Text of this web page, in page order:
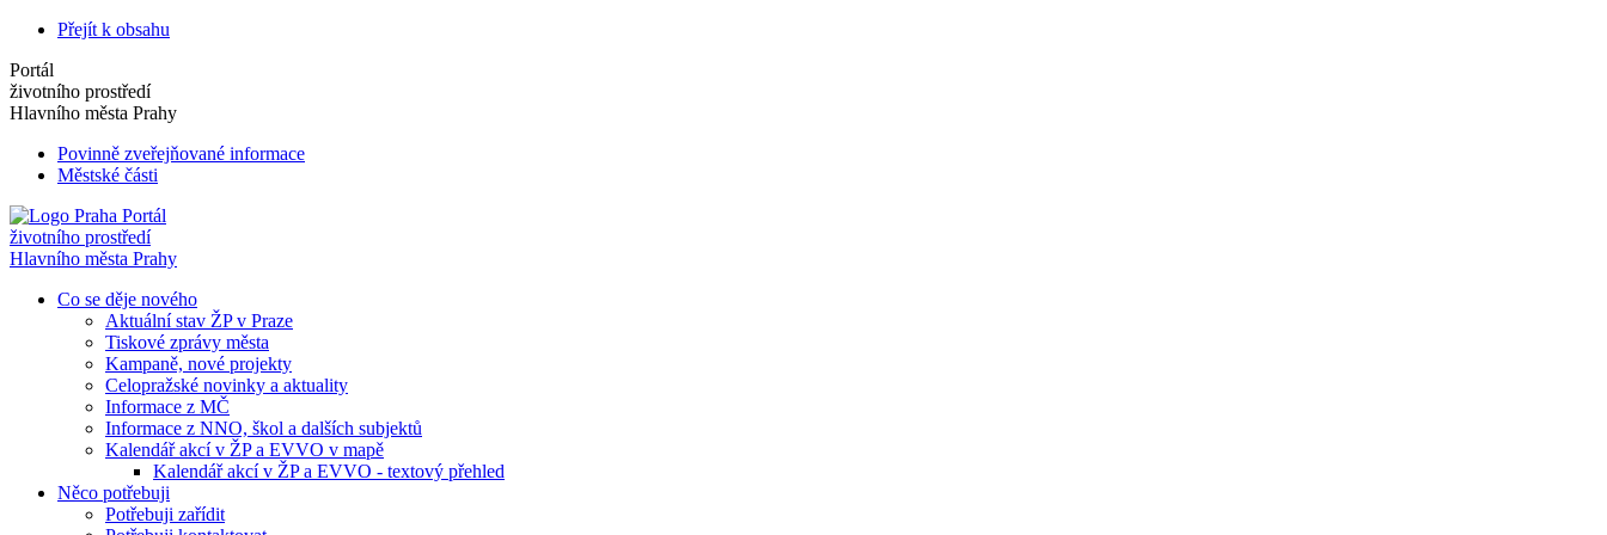
Přejít k obsahu
Portál
životního prostředí
Hlavního města Prahy
Povinně zveřejňované informace
Městské části
Portál
životního prostředí
Hlavního města Prahy
Co se děje nového
Aktuální stav ŽP v Praze
Tiskové zprávy města
Kampaně, nové projekty
Celopražské novinky a aktuality
Informace z MČ
Informace z NNO, škol a dalších subjektů
Kalendář akcí v ŽP a EVVO v mapě
Kalendář akcí v ŽP a EVVO - textový přehled
Něco potřebuji
Potřebuji zařídit